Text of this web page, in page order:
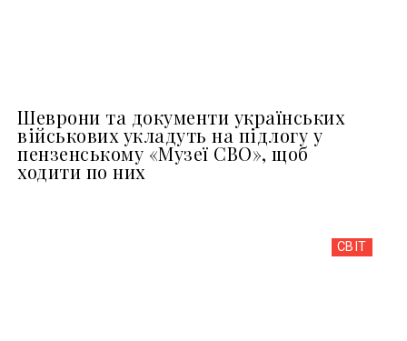
Шеврони та документи українських
військових укладуть на підлогу у
пензенському «Музеї СВО», щоб
ходити по них
СВІТ